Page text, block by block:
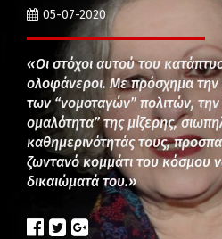
05-07-2020
«Οι στόχοι αυτού του
ολοφάνεροι. Με πρόσχημα την
των “νομοταγών” πολιτών,
ομαλότητα” της μίζερης,
καθημερινότητάς τους,
ζωντανό κομμάτι του κόσμου
δικαιώματά του.»